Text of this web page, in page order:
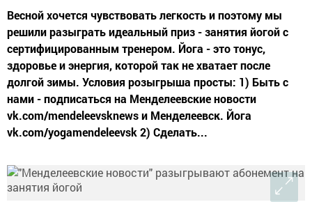
Весной хочется чувствовать легкость и поэтому мы
решили разыграть идеальный приз - занятия йогой с
сертифицированным тренером. Йога - это тонус,
здоровье и энергия, которой так не хватает после
долгой зимы. Условия розыгрыша просты: 1) Быть с
нами - подписаться на Менделеевские новости
vk.com/mendeleevsknews и Менделеевск. Йога
vk.com/yogamendeleevsk 2) Сделать...